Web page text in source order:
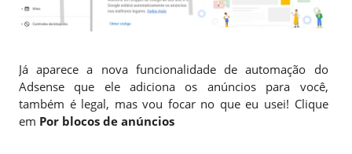
Já aparece a nova funcionalidade de automação do
Adsense que ele adiciona os anúncios para você,
também é legal, mas vou focar no que eu usei! Clique
em Por blocos de anúncios